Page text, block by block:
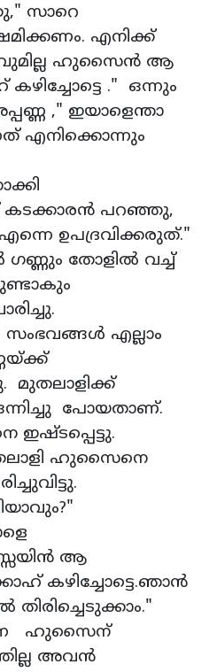
സാറെ
എനിക്ക്
ഹുസൈൻ ആ
." ഒന്നും
," ഇയാളെന്താ
എനിക്കൊന്നും
പറഞ്ഞു,
ഉപദ്രവിക്കരുത്."
ഗണ്ണും തോളിൽ വച്ച്
സംഭവങ്ങൾ എല്ലാം
പോയതാണ്.
ഹുസൈനെ
ആ
കഴിച്ചോട്ടെ.ഞാൻ
ഹുസൈന്
അവൻ